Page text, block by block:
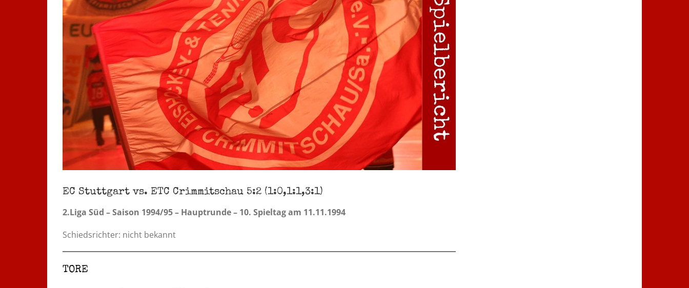
EC Stuttgart vs. ETC Crimmitschau 5:2 (1:0,1:1,3:1)
2.Liga Süd – Saison 1994/95 – Hauptrunde – 10. Spieltag am 11.11.1994
Schiedsrichter: nicht bekannt
TORE